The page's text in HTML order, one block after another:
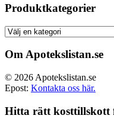
priset
499.00 kr.
priset
är:
374.00 kr.
Produktkategorier
Om Apotekslistan.se
© 2026 Apotekslistan.se
Epost: Kontakta oss här.
Hitta rätt kosttillskott